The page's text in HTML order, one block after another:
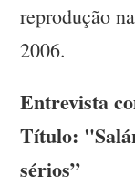
reprodução
2006.
Entrevista
Título:
sérios”